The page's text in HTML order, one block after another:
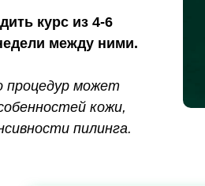
курс из 4-6
между ними.
процедур может
кожи,
пилинга.